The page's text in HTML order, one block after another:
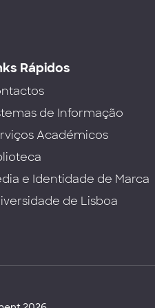
Rápidos
de Informação
Académicos
e Identidade de Marca
de Lisboa